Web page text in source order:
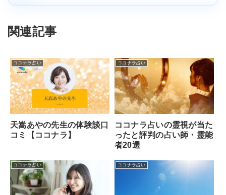
関連記事
ココナラ占い
天嵩あやの先生の体験談口
コミ【ココナラ】
ココナラ占い
ココナラ占いの霊視が当た
ったと評判の占い師・霊能
者20選
ココナラ占い ココナラ占い